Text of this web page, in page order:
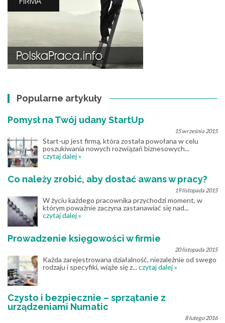
Popularne artykuły
Pomysł na Twój udany StartUp
15 września 2015
Start-up jest firmą, która została powołana w celu
poszukiwania nowych rozwiązań biznesowych...
czytaj dalej »
Co należy zrobić, aby dostać awans w pracy?
19 listopada 2015
W życiu każdego pracownika przychodzi moment, w
którym poważnie zaczyna zastanawiać się nad...
czytaj dalej »
Prowadzenie księgowości w firmie
20 listopada 2015
Każda zarejestrowana działalność, niezależnie od swego
rodzaju i specyfiki, wiąże się z...czytaj dalej »
Czysto i bezpiecznie – sprzątanie z
urządzeniami Numatic
8 lutego 2016